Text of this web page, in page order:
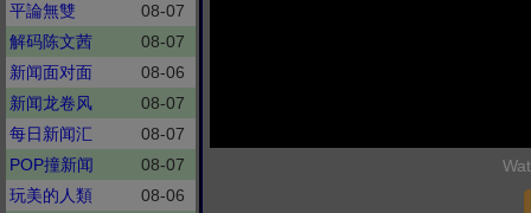
平論無雙
08-07
解码陈文茜
08-07
新闻面对面
08-06
新闻龙卷风
08-07
每日新闻汇
08-07
POP撞新闻
08-07
玩美的人類
08-06